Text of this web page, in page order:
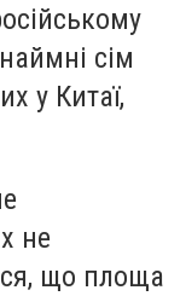
сім
у Китаї,
не
що площа